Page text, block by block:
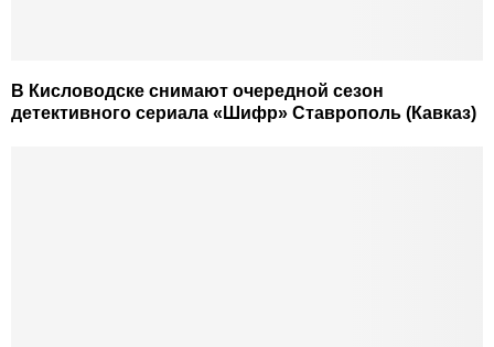
В Кисловодске снимают очередной сезон
детективного сериала «Шифр» Ставрополь (Кавказ)